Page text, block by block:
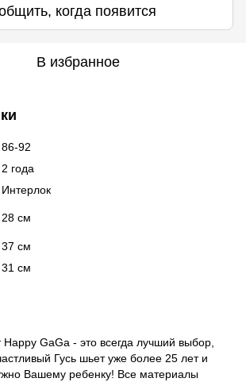
когда появится
В избранное
86-92
2 года
Интерлок
28 см
37 см
31 см
Happy GaGa - это всегда лучший выбор,
Гусь шьет уже более 25 лет и
Вашему ребенку! Все материалы